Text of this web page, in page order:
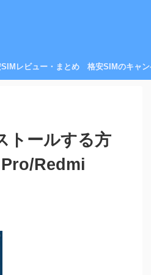
レビュー・まとめ 格安SIMのキャ
トールする方
Redmi